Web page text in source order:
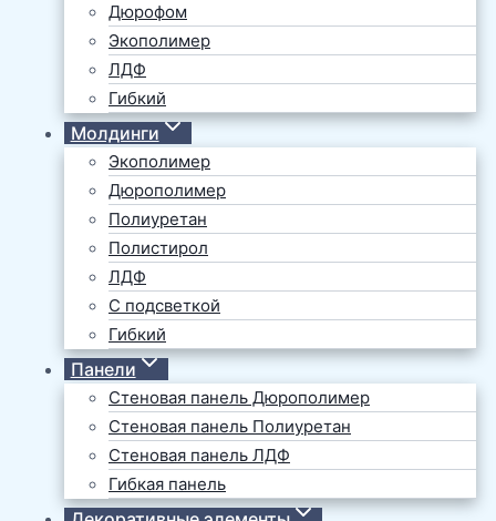
Дюрофом
Экополимер
ЛДФ
Гибкий
Молдинги
Экополимер
Дюрополимер
Полиуретан
Полистирол
ЛДФ
С подсветкой
Гибкий
Панели
Стеновая панель Дюрополимер
Стеновая панель Полиуретан
Стеновая панель ЛДФ
Гибкая панель